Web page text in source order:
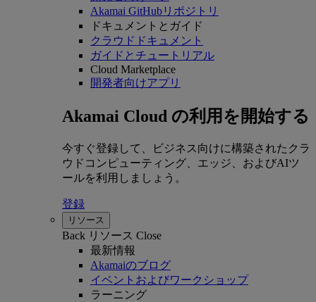
Akamai GitHubリポジトリ
ドキュメントとガイド
クラウドドキュメント
ガイドとチュートリアル
Cloud Marketplace
開発者向けアプリ
Akamai Cloud の利用を開始する
今すぐ登録して、ビジネス向けに構築されたクラ
ウドコンピューティング、エッジ、およびAIツ
ールを利用しましょう。
登録
リソース
Back リソース Close
最新情報
Akamaiのブログ
イベントおよびワークショップ
ラーニング